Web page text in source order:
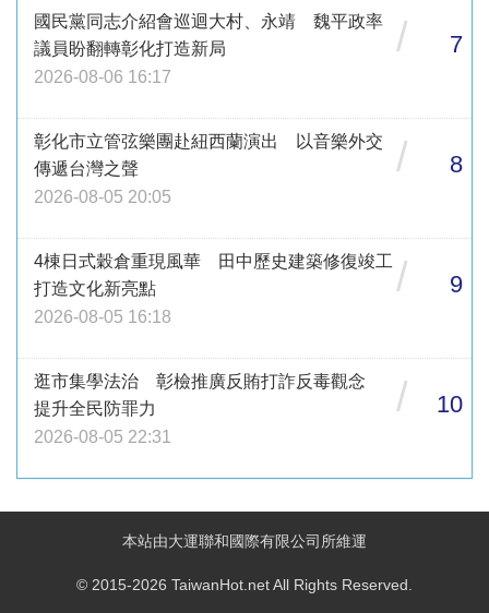
國民黨同志介紹會巡迴大村、永靖 魏平政率
議員盼翻轉彰化打造新局
2026-08-06 16:17
/ 7
彰化市立管弦樂團赴紐西蘭演出 以音樂外交
傳遞台灣之聲
2026-08-05 20:05
/ 8
4棟日式穀倉重現風華 田中歷史建築修復竣工
打造文化新亮點
2026-08-05 16:18
/ 9
逛市集學法治 彰檢推廣反賄打詐反毒觀念
提升全民防罪力
2026-08-05 22:31
/ 10
本站由大運聯和國際有限公司所維運
© 2015-2026 TaiwanHot.net All Rights Reserved.